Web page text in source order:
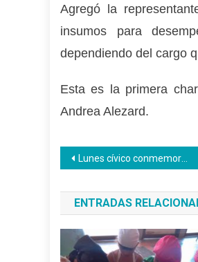
Agregó la
insumos para
dependiendo del cargo
Esta es la primera
Andrea Alezard.
Navegación
de
entradas
Lunes cívico conmemoró el 124° aniversario del natalicio de Luis Beltrán Prieto Figueroa
ENTRADAS